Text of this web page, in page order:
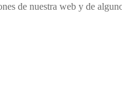
de nuestra web y de